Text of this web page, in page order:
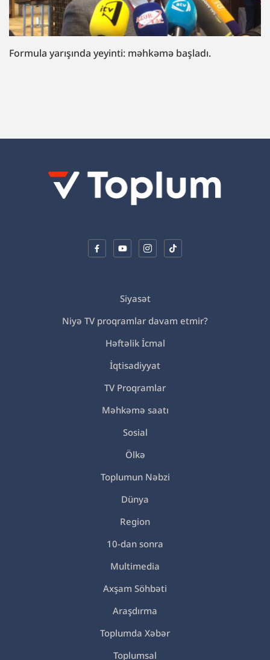
“Fazil Mustafaya sui-qəsd işi”ndə müttəhim:
Siyasət
Niyə TV proqramlar davam etmir?
Həftəlik İcmal
İqtisadiyyat
TV Proqramlar
Məhkəmə saatı
Sosial
Ölkə
Toplumun Nəbzi
Dünya
Region
10-dan sonra
Multimedia
Axşam Söhbəti
Araşdırma
Toplumda Xəbər
Toplumsal